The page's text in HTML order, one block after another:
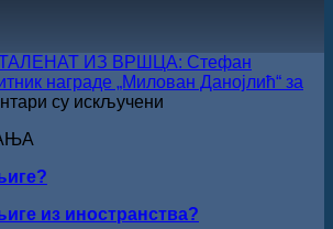
свечано
ИЗ ВРШЦА: Стефан
награде „Милован Данојлић“ за
су искључени
Кирилов
из иностранства?